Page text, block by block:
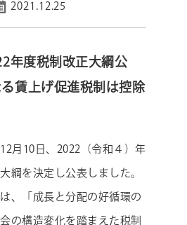
2021.12.25
年度税制改正大綱公
賃上げ促進税制は控除
月10日、2022（令和４）年
綱を決定し公表しました。
、「成長と分配の好循環の
の構造変化を踏まえた税制